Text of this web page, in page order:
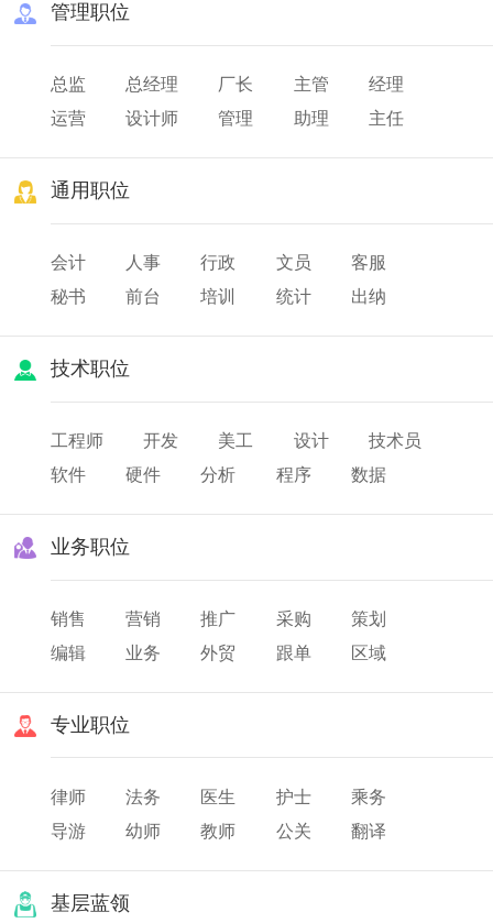
管理职位
总监 总经理 厂长 主管
经理
运营
设计师 管理 助理
主任
通用职位
会计 人事 行政 文员
客服
秘书
前台 培训 统计
出纳
技术职位
工程师 开发 美工 设计
技术员
软件
硬件 分析 程序
数据
业务职位
销售 营销 推广 采购
策划
编辑
业务 外贸 跟单
区域
专业职位
律师 法务 医生 护士
乘务
导游
幼师 教师 公关
翻译
基层蓝领